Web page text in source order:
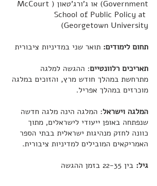
Government) או ג'ורג'טאון (McCourt
School of Public Policy at
Georgetown University)
תחום לימודים: תואר שני במדיניות ציבורית
תאריכים רלוונטיים: ההגשה למלגה
מתרחשת במהלך חודש מרץ, והזוכים במלגה
מוכרזים במהלך אפריל.
המלגה וישראל: המלגה הינה מלגה חדשה
שנפתחה באופן ייעודי לישראלים, מתוך
כוונה לחזק מנהיגות ישראלית בבתי הספר
האמריקאים המובילים למדיניות ציבורית.
גיל: בין 22-35 בזמן ההגשה